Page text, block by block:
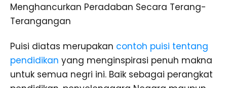
Menghancurkan Peradaban Secara Terang-
Terangangan
Puisi diatas merupakan contoh puisi tentang
pendidikan yang menginspirasi penuh makna
untuk semua negri ini. Baik sebagai perangkat